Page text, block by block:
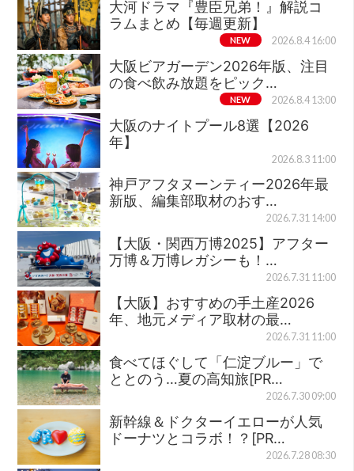
大河ドラマ『豊臣兄弟！』解説コ
ラムまとめ【毎週更新】
NEW 2026.8.4 16:00
大阪ビアガーデン2026年版、注目
の食べ飲み放題をピック…
NEW 2026.8.4 13:00
大阪のナイトプール8選【2026
年】
2026.8.3 11:00
神戸アフタヌーンティー2026年最
新版、編集部取材のおす…
2026.7.31 14:00
【大阪・関西万博2025】アフター
万博＆万博レガシーも！…
2026.7.31 11:00
【大阪】おすすめの手土産2026
年、地元メディア取材の最…
2026.7.31 11:00
食べてほぐして「仁淀ブルー」で
ととのう…夏の高知旅[PR…
2026.7.30 09:00
新幹線＆ドクターイエローが人気
ドーナツとコラボ！？[PR…
2026.7.28 08:30